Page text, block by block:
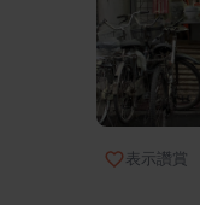
表示讚賞